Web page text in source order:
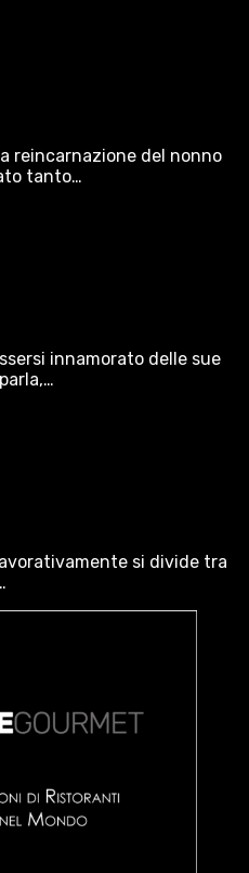
reincarnazione del nonno
tanto…
innamorato delle sue
si divide tra